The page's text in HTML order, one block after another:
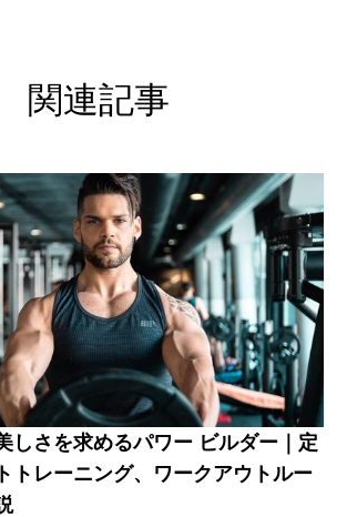
関連記事
しさを求めるパワー ビルダー｜定
トレーニング、ワークアウトルー